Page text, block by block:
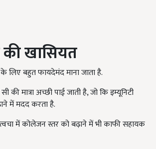
की खासियत
बहुत फायदेमंद माना जाता है.
की मात्रा अच्छी पाई जाती है, जो कि इम्यूनिटी
में मदद करता है.
में कोलेजन स्तर को बढ़ाने में भी काफी सहायक